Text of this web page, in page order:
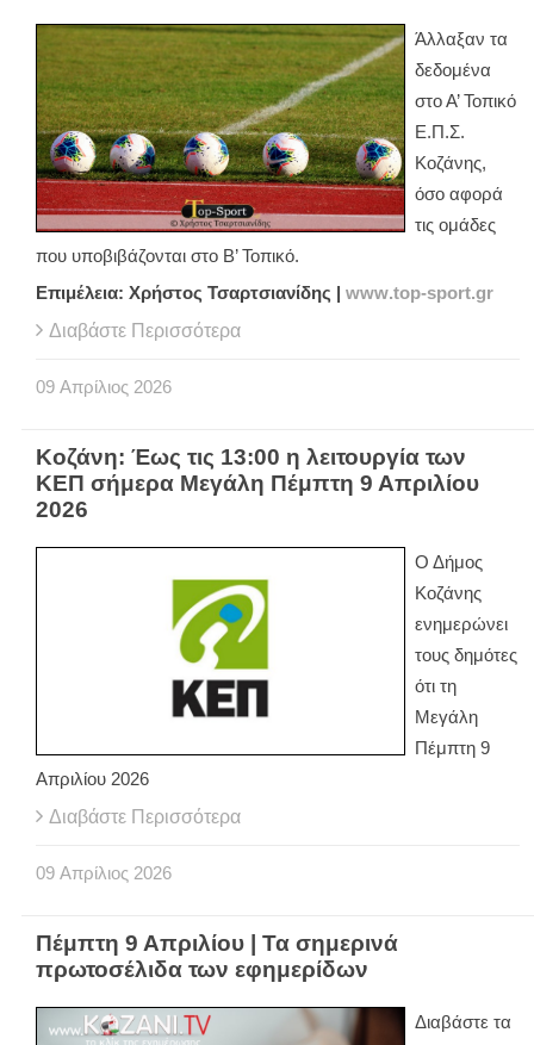
Άλλαξαν τα
δεδομένα
στο Α’ Τοπικό
Ε.Π.Σ.
Κοζάνης,
όσο αφορά
τις ομάδες
που υποβιβάζονται στο Β’ Τοπικό.
Επιμέλεια: Χρήστος Τσαρτσιανίδης | www.top-sport.gr
Διαβάστε Περισσότερα
09 Απρίλιος 2026
Κοζάνη: Έως τις 13:00 η λειτουργία των
ΚΕΠ σήμερα Μεγάλη Πέμπτη 9 Απριλίου
2026
Ο Δήμος
Κοζάνης
ενημερώνει
τους δημότες
ότι τη
Μεγάλη
Πέμπτη 9
Απριλίου 2026
Διαβάστε Περισσότερα
09 Απρίλιος 2026
Πέμπτη 9 Απριλίου | Τα σημερινά
πρωτοσέλιδα των εφημερίδων
Διαβάστε τα